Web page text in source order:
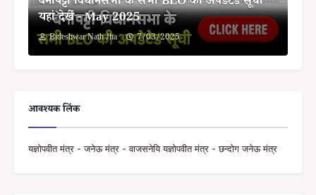
यहां देखें - May 2025
Bideshwar Nath Jha 7/03/2025
आवश्यक लिंक
यज्ञोपवीत मंत्र - जनेऊ मंत्र - वाजसनेयि यज्ञोपवीत मंत्र - छन्दोग जनेऊ मंत्र